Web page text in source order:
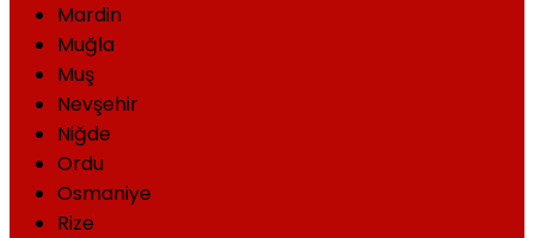
Mardin
Muğla
Muş
Nevşehir
Niğde
Ordu
Osmaniye
Rize